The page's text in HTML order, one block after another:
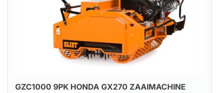
GZC1000 9PK HONDA GX270 ZAAIMACHINE